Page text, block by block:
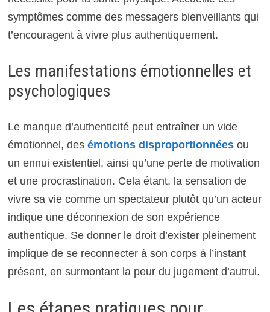
symptômes comme des messagers bienveillants qui
t’encouragent à vivre plus authentiquement.
Les manifestations émotionnelles et
psychologiques
Le manque d’authenticité peut entraîner un vide
émotionnel, des émotions disproportionnéesou
un ennui existentiel, ainsi qu’une perte de motivation
et une procrastination. Cela étant, la sensation de
vivre sa vie comme un spectateur plutôt qu’un acteur
indique une déconnexion de son expérience
authentique. Se donner le droit d’exister pleinement
implique de se reconnecter à son corps à l’instant
présent, en surmontant la peur du jugement d’autrui.